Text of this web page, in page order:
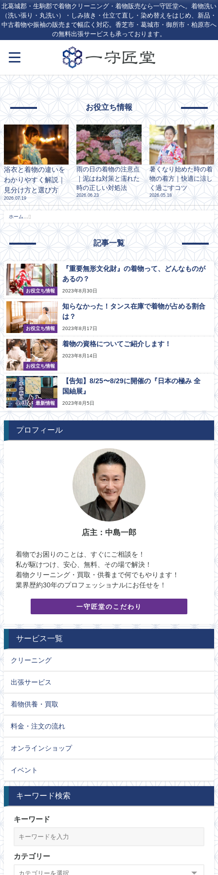
北葛城郡・生駒郡で着物クリーニング・着物販売なら一守匠堂へ。着物洗い
（洗い張り・丸洗い）・しみ抜き・仕立て直し・染め替えをはじめ、新品・
中古着物や振袖の販売まで幅広く対応。香芝市・葛城市・御所市・柏原市へ
の無料出張サービスも承っております。
お役立ち情報
浴衣と着物の違いを
わかりやすく解説｜
見分け方と選び方
2026.07.19
雨の日の着物の注意点
｜泥はね対策と濡れた
時の正しい対処法
2026.06.23
暑くなり始めた時の着
物の着方｜快適に涼し
く過ごすコツ
2026.05.18
ホーム 8月, 2023 - 北葛城郡・生駒郡の着物クリーニング・しみ抜きなら一守匠堂｜王寺
記事一覧
お役立ち情報
『重要無形文化財』の着物って、どんなものが
あるの？
2023年8月30日
お役立ち情報
知らなかった！タンス在庫で着物が占める割合
は？
2023年8月17日
お役立ち情報
着物の資格についてご紹介します！
2023年8月14日
最新情報
【告知】8/25〜8/29に開催の『日本の極み 全
国紬展』
2023年8月5日
プロフィール
店主：中島一郎
着物でお困りのことは、すぐにご相談を！
私が駆けつけ、安心、無料、その場で解決！
着物クリーニング・買取・供養まで何でもやります！
業界歴約30年のプロフェッショナルにお任せを！
一守匠堂のこだわり
サービス一覧
クリーニング
出張サービス
着物供養・買取
料金・注文の流れ
オンラインショップ
イベント
キーワード検索
キーワード
カテゴリー